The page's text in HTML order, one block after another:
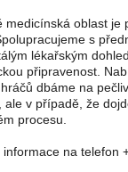
medicínská oblast je
s
lékařským
připravenost.
dbáme na
ale v případě, že
procesu.
na telefon